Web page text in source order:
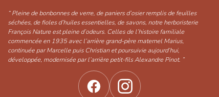
“ Pleine de bonbonnes de verre, de paniers d’osier remplis de feuilles
séchées, de fioles d’huiles essentielles, de savons, notre herboristerie
François Nature est pleine d’odeurs. Celles de l’histoire familiale
commencée en 1935 avec l’arrière grand-père maternel Marius,
continuée par Marcelle puis Christian et poursuivie aujourd’hui,
développée, modernisée par l’arrière petit-fils Alexandre Pinot. ”